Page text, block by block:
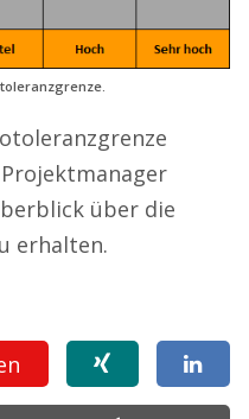
über die
erhalten.